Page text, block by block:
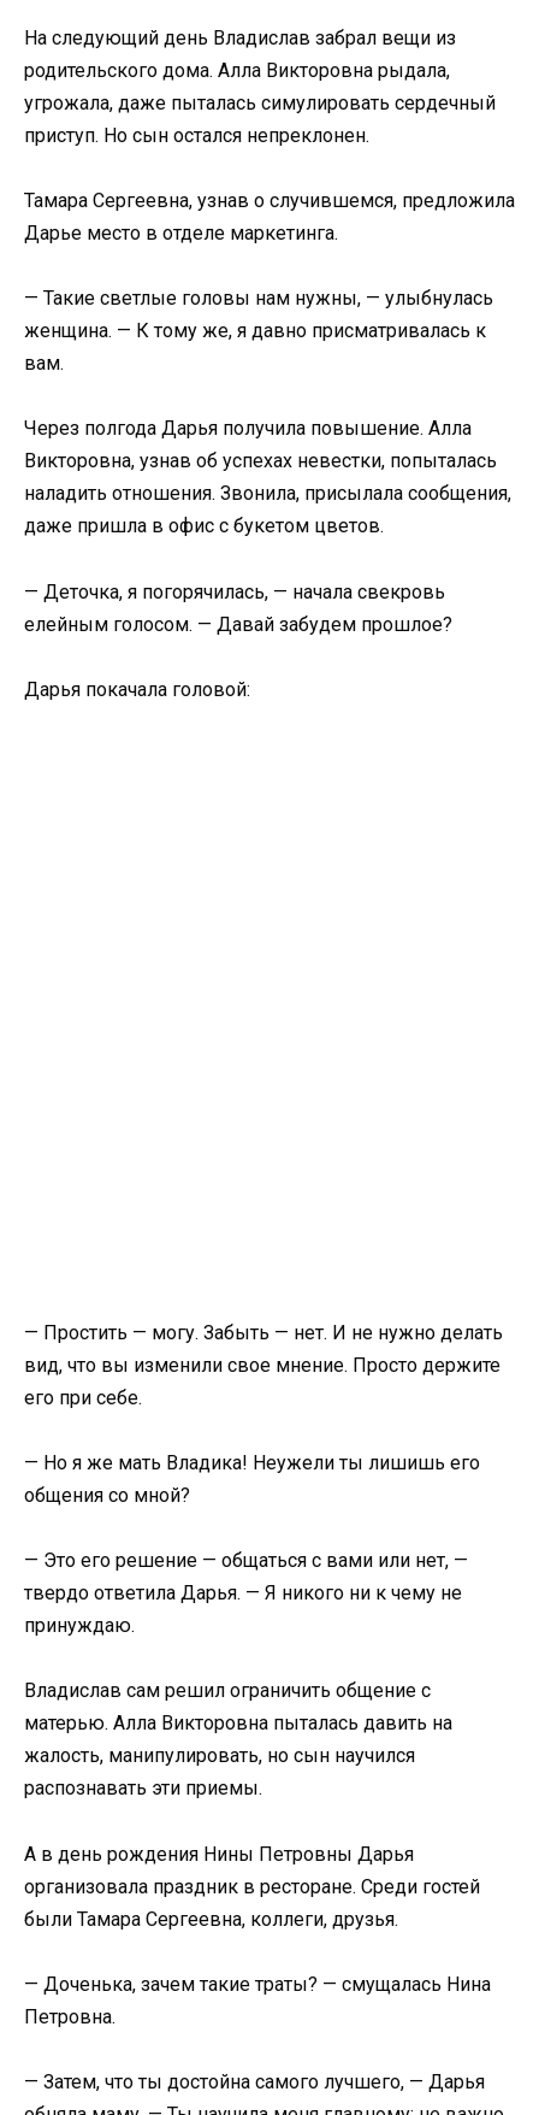
На следующий день Владислав забрал вещи из
родительского дома. Алла Викторовна рыдала,
угрожала, даже пыталась симулировать сердечный
приступ. Но сын остался непреклонен.
Тамара Сергеевна, узнав о случившемся, предложила
Дарье место в отделе маркетинга.
— Такие светлые головы нам нужны, — улыбнулась
женщина. — К тому же, я давно присматривалась к
вам.
Через полгода Дарья получила повышение. Алла
Викторовна, узнав об успехах невестки, попыталась
наладить отношения. Звонила, присылала сообщения,
даже пришла в офис с букетом цветов.
— Деточка, я погорячилась, — начала свекровь
елейным голосом. — Давай забудем прошлое?
Дарья покачала головой:
— Простить — могу. Забыть — нет. И не нужно делать
вид, что вы изменили свое мнение. Просто держите
его при себе.
— Но я же мать Владика! Неужели ты лишишь его
общения со мной?
— Это его решение — общаться с вами или нет, —
твердо ответила Дарья. — Я никого ни к чему не
принуждаю.
Владислав сам решил ограничить общение с
матерью. Алла Викторовна пыталась давить на
жалость, манипулировать, но сын научился
распознавать эти приемы.
А в день рождения Нины Петровны Дарья
организовала праздник в ресторане. Среди гостей
были Тамара Сергеевна, коллеги, друзья.
— Доченька, зачем такие траты? — смущалась Нина
Петровна.
— Затем, что ты достойна самого лучшего, — Дарья